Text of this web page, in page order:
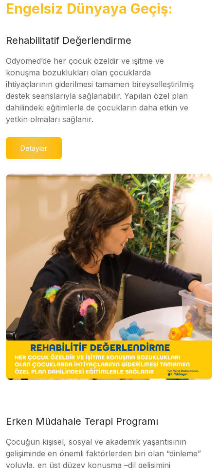
Engelsiz Dünyaya Geçiş:
Rehabilitatif Değerlendirme
Odyomed’de her çocuk özeldir ve işitme ve
konuşma bozuklukları olan çocuklarda
ihtiyaçlarının giderilmesi tamamen bireyselleştirilmiş
destek seanslarıyla sağlanabilir. Yapılan özel plan
dahilindeki eğitimlerle de çocukların daha etkin ve
yetkin olmaları sağlanır.
Detaylar
Erken Müdahale Terapi Programı
Çocuğun kişisel, sosyal ve akademik yaşantısının
gelişiminde en önemli faktörlerden biri olan “dinleme”
yoluyla, en üst düzey konuşma –dil gelişimini